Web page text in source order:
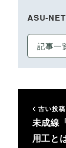
ASU-NET
記事一
古い投稿
未成線
用工と